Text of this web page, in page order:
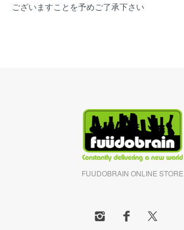
ございますことを予めご了承下さい
FUUDOBRAIN ONLINE STORE